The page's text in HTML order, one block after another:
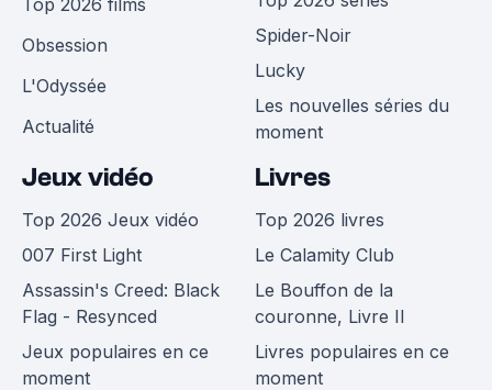
Top 2026 films
Obsession
L'Odyssée
Actualité
Spider-Noir
Lucky
Les nouvelles séries du
moment
Jeux vidéo
Top 2026 Jeux vidéo
007 First Light
Assassin's Creed: Black
Flag - Resynced
Jeux populaires en ce
moment
Livres
Top 2026 livres
Le Calamity Club
Le Bouffon de la
couronne, Livre II
Livres populaires en ce
moment